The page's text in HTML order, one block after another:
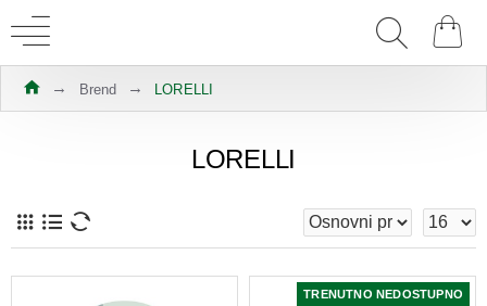
Brend LORELLI
LORELLI
TRENUTNO NEDOSTUPNO